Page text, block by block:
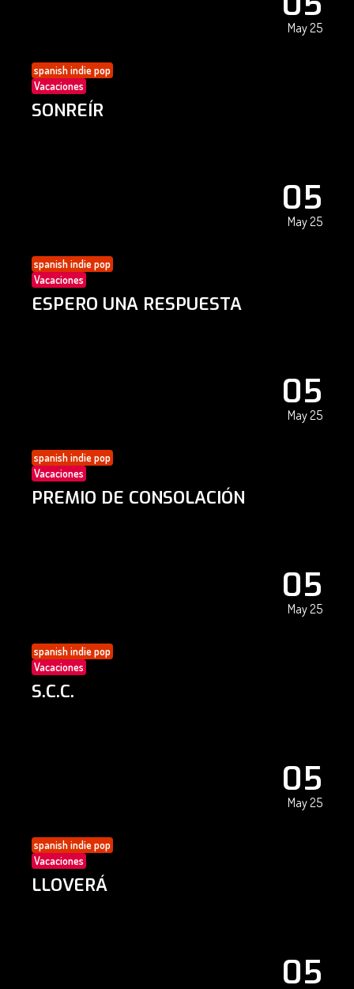
May 25
spanish indie pop
Vacaciones
SONREÍR
05
May 25
spanish indie pop
Vacaciones
ESPERO UNA RESPUESTA
05
May 25
spanish indie pop
Vacaciones
PREMIO DE CONSOLACIÓN
05
May 25
spanish indie pop
Vacaciones
S.C.C.
05
May 25
spanish indie pop
Vacaciones
LLOVERÁ
05